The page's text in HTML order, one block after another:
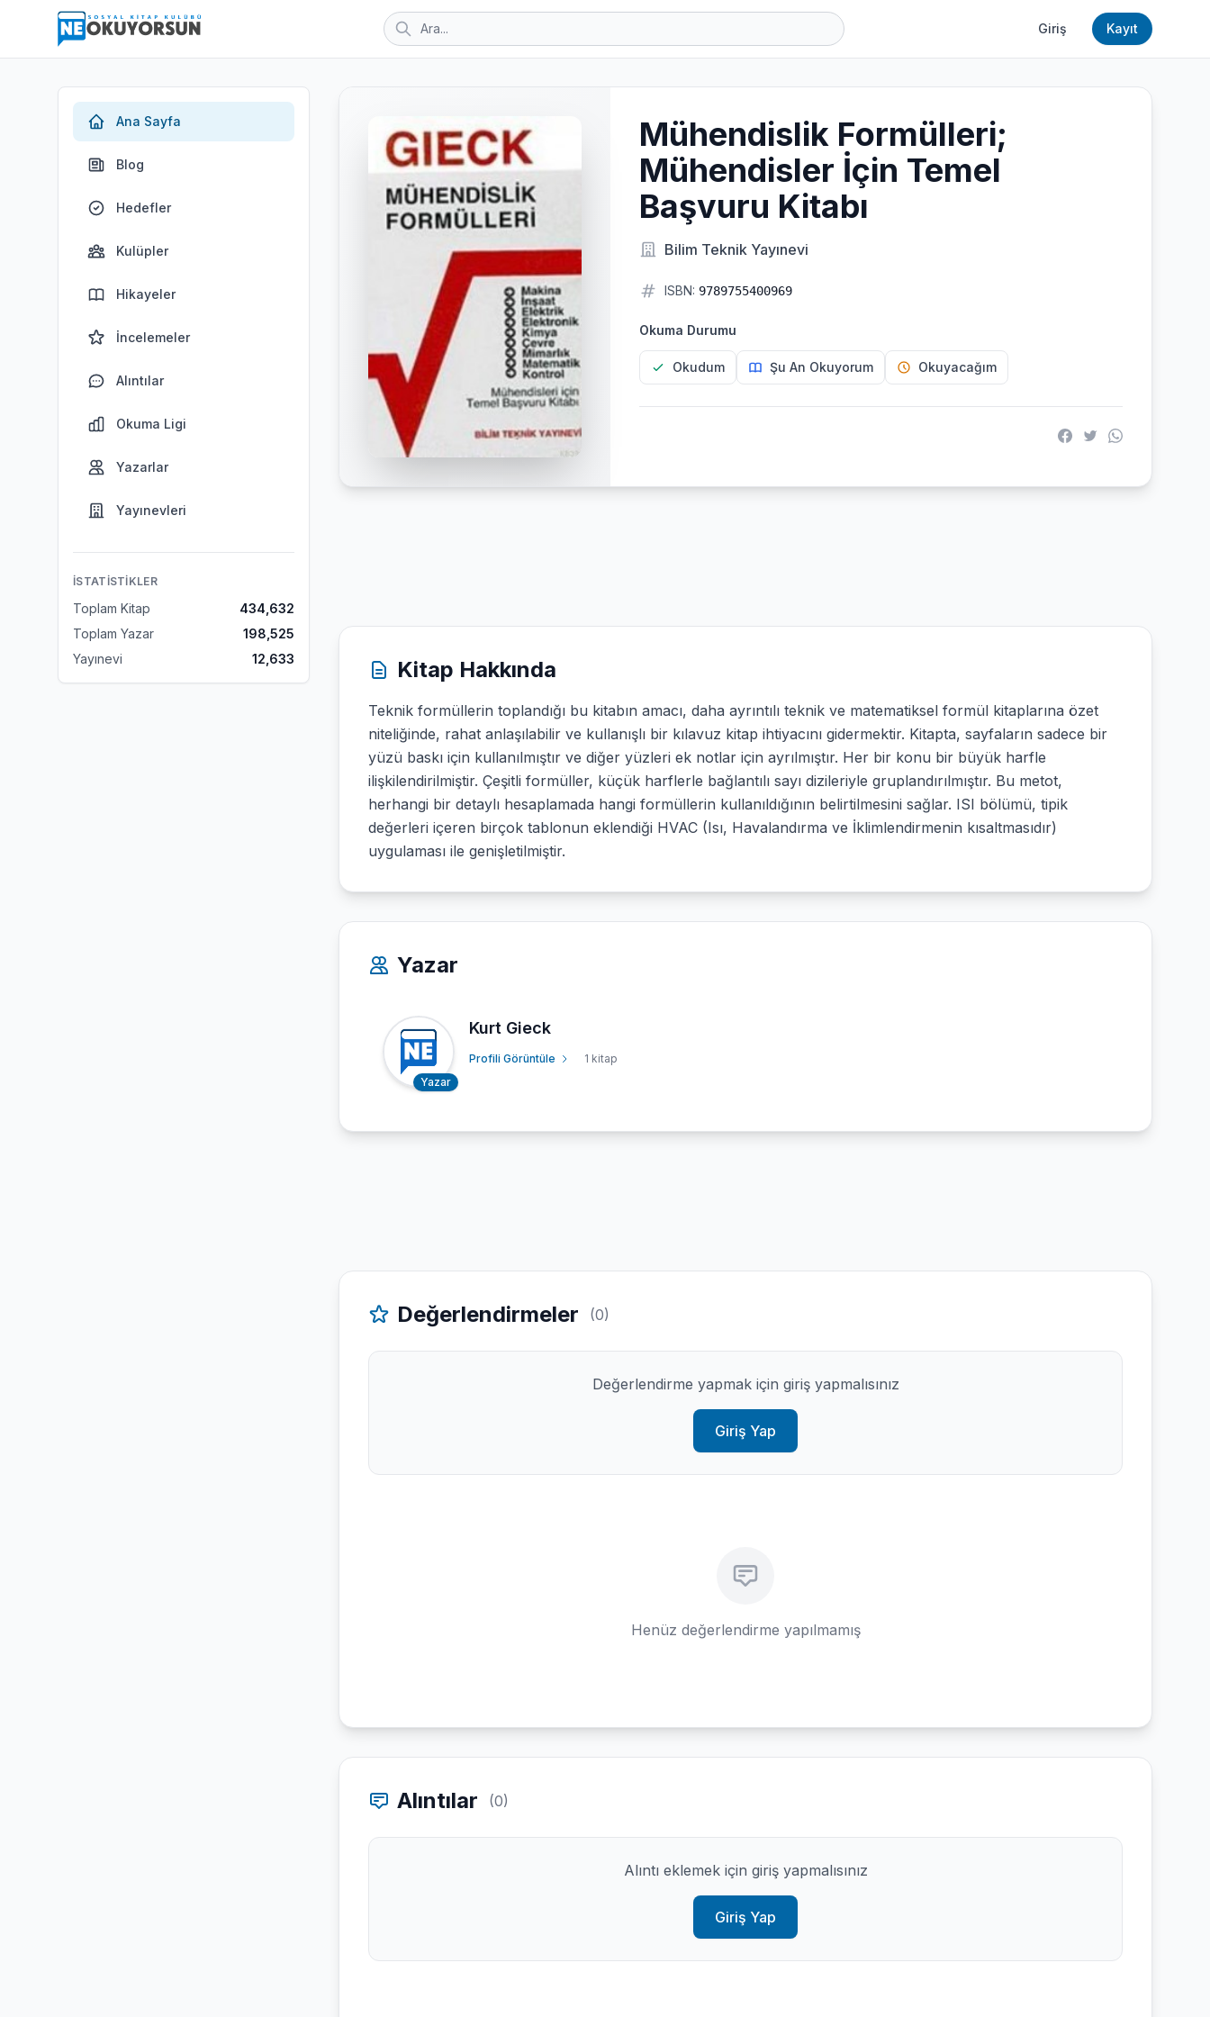
Giriş Kayıt
Ana Sayfa
Blog
Hedefler
Kulüpler
Hikayeler
İncelemeler
Alıntılar
Okuma Ligi
Yazarlar
Yayınevleri
İSTATISTIKLER
Toplam Kitap
434,632
Toplam Yazar
198,525
Yayınevi
12,633
Mühendislik Formülleri;
Mühendisler İçin Temel
Başvuru Kitabı
Bilim Teknik Yayınevi
ISBN: 9789755400969
Okuma Durumu
Okudum Şu An Okuyorum Okuyacağım
Kitap Hakkında
Teknik formüllerin toplandığı bu kitabın amacı, daha ayrıntılı teknik ve matematiksel formül kitaplarına özet
niteliğinde, rahat anlaşılabilir ve kullanışlı bir kılavuz kitap ihtiyacını gidermektir. Kitapta, sayfaların sadece bir
yüzü baskı için kullanılmıştır ve diğer yüzleri ek notlar için ayrılmıştır. Her bir konu bir büyük harfle
ilişkilendirilmiştir. Çeşitli formüller, küçük harflerle bağlantılı sayı dizileriyle gruplandırılmıştır. Bu metot,
herhangi bir detaylı hesaplamada hangi formüllerin kullanıldığının belirtilmesini sağlar. ISI bölümü, tipik
değerleri içeren birçok tablonun eklendiği HVAC (Isı, Havalandırma ve İklimlendirmenin kısaltmasıdır)
uygulaması ile genişletilmiştir.
Yazar
Yazar
Kurt Gieck
Profili Görüntüle 1 kitap
Değerlendirmeler (0)
Değerlendirme yapmak için giriş yapmalısınız
Giriş Yap
Henüz değerlendirme yapılmamış
Alıntılar (0)
Alıntı eklemek için giriş yapmalısınız
Giriş Yap